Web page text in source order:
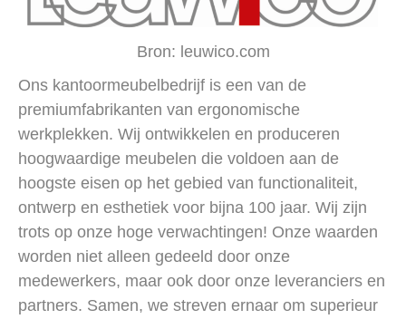
Bron: leuwico.com
Ons kantoormeubelbedrijf is een van de
premiumfabrikanten van ergonomische
werkplekken. Wij ontwikkelen en produceren
hoogwaardige meubelen die voldoen aan de
hoogste eisen op het gebied van functionaliteit,
ontwerp en esthetiek voor bijna 100 jaar. Wij zijn
trots op onze hoge verwachtingen! Onze waarden
worden niet alleen gedeeld door onze
medewerkers, maar ook door onze leveranciers en
partners. Samen, we streven ernaar om superieur